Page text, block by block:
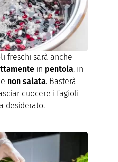
freschi sarà anche
in pentola, in
e non salata. Basterà
cuocere i fagioli
desiderato.